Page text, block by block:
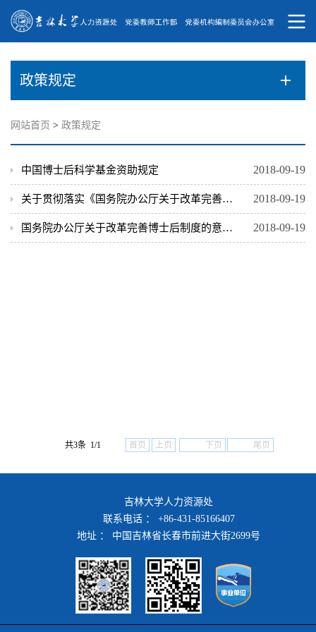
政策规定
网站首页 > 政策规定
2018-09-19
中国博士后科学基金资助规定
2018-09-19
关于贯彻落实《国务院办公厅关于改革完善博士后制度的意见》有关问题的通知（...
2018-09-19
国务院办公厅关于改革完善博士后制度的意见 国办发〔2015〕87号
共3条 1/1 首页 上页 下页 尾页
吉林大学人力资源处
联系电话 ： +86-431-85166407
地址 ： 中国吉林省长春市前进大街2699号